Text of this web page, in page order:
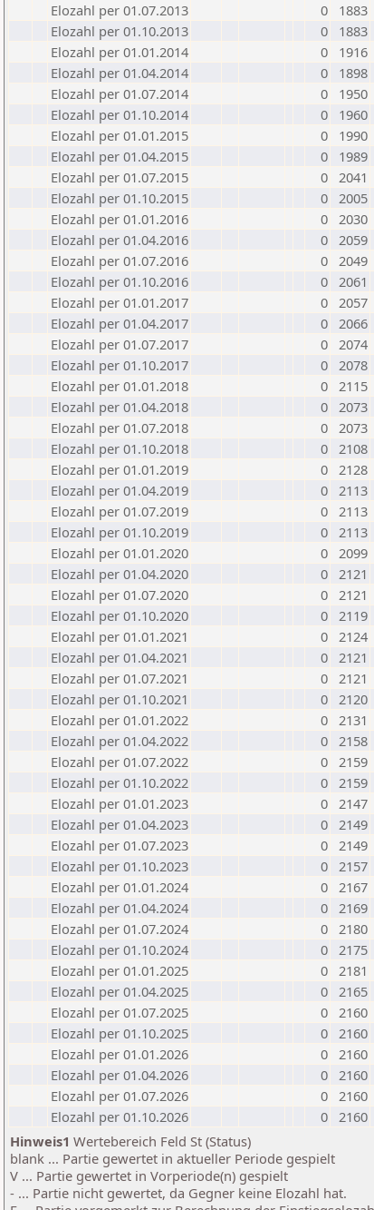
Elozahl per 01.07.2013
0
1883
Elozahl per 01.10.2013
0
1883
Elozahl per 01.01.2014
0
1916
Elozahl per 01.04.2014
0
1898
Elozahl per 01.07.2014
0
1950
Elozahl per 01.10.2014
0
1960
Elozahl per 01.01.2015
0
1990
Elozahl per 01.04.2015
0
1989
Elozahl per 01.07.2015
0 2041
Elozahl per 01.10.2015
0 2005
Elozahl per 01.01.2016
0 2030
Elozahl per 01.04.2016
0 2059
Elozahl per 01.07.2016
0 2049
Elozahl per 01.10.2016
0 2061
Elozahl per 01.01.2017
0 2057
Elozahl per 01.04.2017
0 2066
Elozahl per 01.07.2017
0 2074
Elozahl per 01.10.2017
0 2078
Elozahl per 01.01.2018
0 2115
Elozahl per 01.04.2018
0 2073
Elozahl per 01.07.2018
0 2073
Elozahl per 01.10.2018
0 2108
Elozahl per 01.01.2019
0 2128
Elozahl per 01.04.2019
0 2113
Elozahl per 01.07.2019
0 2113
Elozahl per 01.10.2019
0 2113
Elozahl per 01.01.2020
0 2099
Elozahl per 01.04.2020
0 2121
Elozahl per 01.07.2020
0 2121
Elozahl per 01.10.2020
0 2119
Elozahl per 01.01.2021
0 2124
Elozahl per 01.04.2021
0 2121
Elozahl per 01.07.2021
0 2121
Elozahl per 01.10.2021
0 2120
Elozahl per 01.01.2022
0 2131
Elozahl per 01.04.2022
0 2158
Elozahl per 01.07.2022
0 2159
Elozahl per 01.10.2022
0 2159
Elozahl per 01.01.2023
0 2147
Elozahl per 01.04.2023
0 2149
Elozahl per 01.07.2023
0 2149
Elozahl per 01.10.2023
0 2157
Elozahl per 01.01.2024
0 2167
Elozahl per 01.04.2024
0 2169
Elozahl per 01.07.2024
0 2180
Elozahl per 01.10.2024
0 2175
Elozahl per 01.01.2025
0 2181
Elozahl per 01.04.2025
0 2165
Elozahl per 01.07.2025
0 2160
Elozahl per 01.10.2025
0 2160
Elozahl per 01.01.2026
0 2160
Elozahl per 01.04.2026
0 2160
Elozahl per 01.07.2026
0 2160
Elozahl per 01.10.2026
0 2160
Hinweis1 Wertebereich Feld St (Status)
blank ... Partie gewertet in aktueller Periode gespielt
V ... Partie gewertet in Vorperiode(n) gespielt
- ... Partie nicht gewertet, da Gegner keine Elozahl hat.